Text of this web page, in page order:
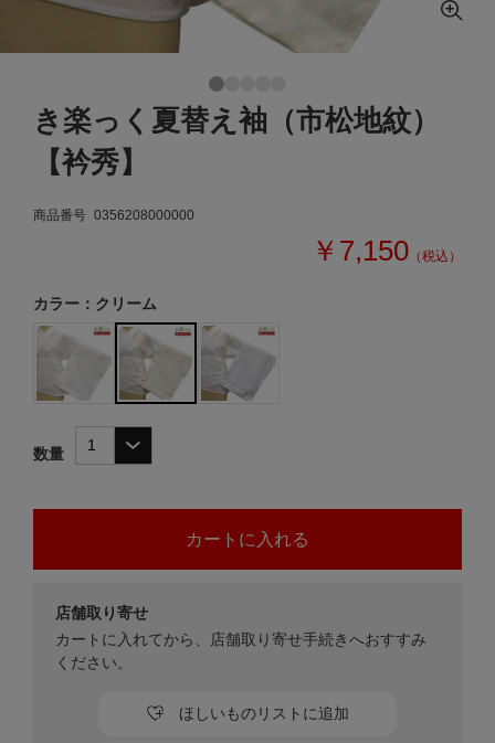
き楽っく夏替え袖（市松地紋）
【衿秀】
商品番号 0356208000000
￥7,150 （税込）
カラー：クリーム
数量
ほしいものリストに追加
店舗取り寄せ
カートに入れてから、店舗取り寄せ手続きへおすすみ
ください。